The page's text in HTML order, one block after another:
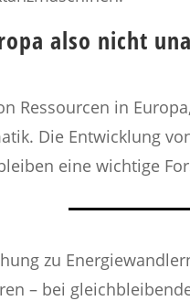
also nicht
Ressourcen in
Die Entwicklung
eine wichtige
zu
– bei